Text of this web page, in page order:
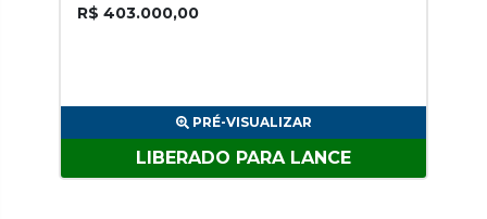
R$ 403.000,00
PRÉ-VISUALIZAR
LIBERADO PARA LANCE